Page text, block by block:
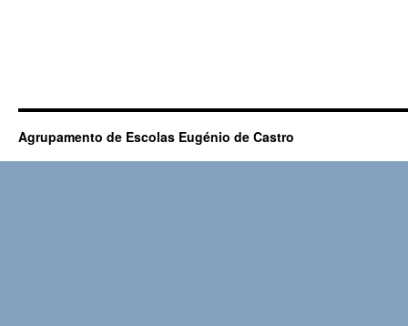
Agrupamento de Escolas Eugénio de Castro